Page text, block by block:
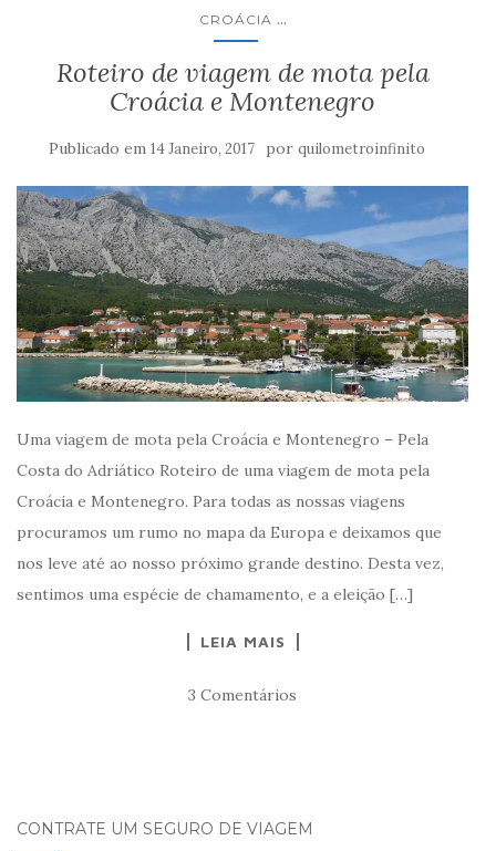
CROÁCIA ...
Roteiro de viagem de mota pela
Croácia e Montenegro
Publicado em 14 Janeiro, 2017 por quilometroinfinito
Uma viagem de mota pela Croácia e Montenegro – Pela
Costa do Adriático Roteiro de uma viagem de mota pela
Croácia e Montenegro. Para todas as nossas viagens
procuramos um rumo no mapa da Europa e deixamos que
nos leve até ao nosso próximo grande destino. Desta vez,
sentimos uma espécie de chamamento, e a eleição […]
LEIA MAIS
3 Comentários
CONTRATE UM SEGURO DE VIAGEM